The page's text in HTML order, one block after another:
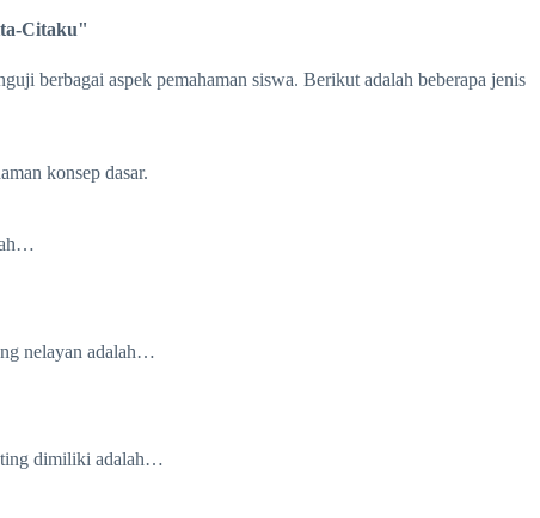
Citaku"
berbagai aspek pemahaman siswa. Berikut adalah beberapa jenis
konsep dasar.
nelayan adalah…
dimiliki adalah…